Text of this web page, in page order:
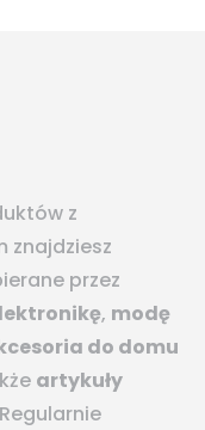
z
znajdziesz
przez
, modę
do domu
artykuły